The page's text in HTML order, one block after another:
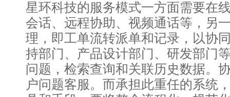
星环科技的服务模式一方面需要在
会话、远程协助、视频通话等，另
理，即工单流转派单和记录，以协
持部门、产品设计部门、研发部门
问题，检索查询和关联历史数据。
户问题客服。而承担此重任的系统